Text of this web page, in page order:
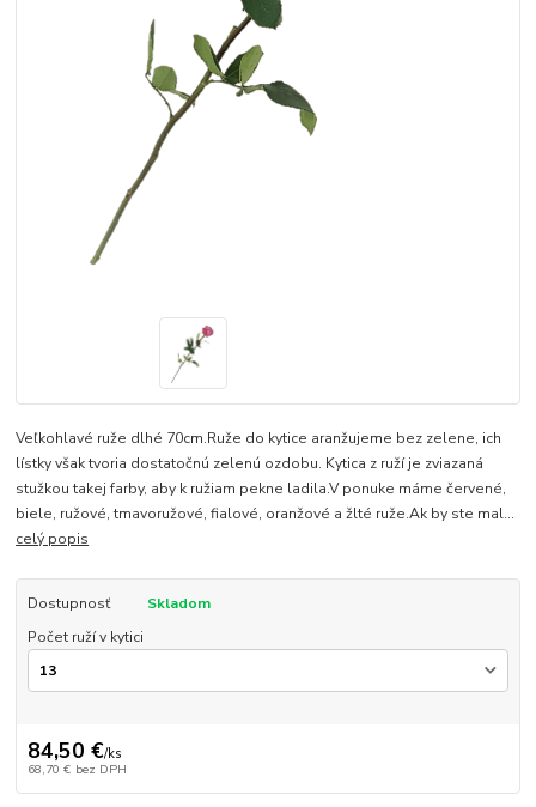
Veľkohlavé ruže dlhé 70cm.Ruže do kytice aranžujeme bez zelene, ich
lístky však tvoria dostatočnú zelenú ozdobu. Kytica z ruží je zviazaná
stužkou takej farby, aby k ružiam pekne ladila.V ponuke máme červené,
biele, ružové, tmavoružové, fialové, oranžové a žlté ruže.Ak by ste mal...
celý popis
Dostupnosť
Skladom
Počet ruží v kytici
84,50 €/ks
68,70 € bez DPH